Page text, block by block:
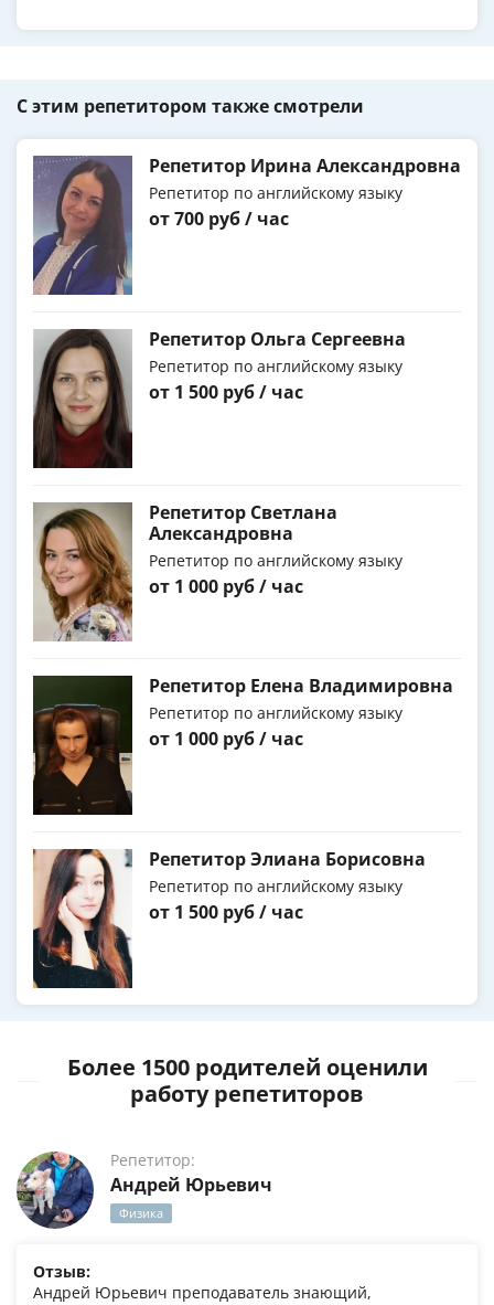
С этим репетитором также смотрели
Репетитор Ирина Александровна
Репетитор по английскому языку
от 700 руб / час
Репетитор Ольга Сергеевна
Репетитор по английскому языку
от 1 500 руб / час
Репетитор Светлана
Александровна
Репетитор по английскому языку
от 1 000 руб / час
Репетитор Елена Владимировна
Репетитор по английскому языку
от 1 000 руб / час
Репетитор Элиана Борисовна
Репетитор по английскому языку
от 1 500 руб / час
Более 1500 родителей оценили
работу репетиторов
Репетитор:
Андрей Юрьевич
Физика
Отзыв:
Андрей Юрьевич преподаватель знающий,